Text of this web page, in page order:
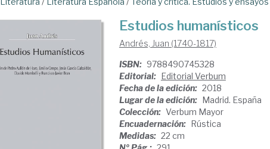
Estudios humanísticos
Andrés, Juan (1740-1817)
ISBN: 9788490745328
Editorial: Editorial Verbum
Fecha de la edición: 2018
Lugar de la edición: Madrid. España
Colección: Verbum Mayor
Encuadernación: Rústica
Medidas: 22 cm